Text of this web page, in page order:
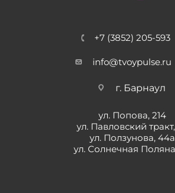
+7 (3852) 205-593
info@tvoypulse.ru
г. Барнаул
ул. Попова, 214
ул. Павловский
ул. Ползунова, 44а
ул. Солнечная